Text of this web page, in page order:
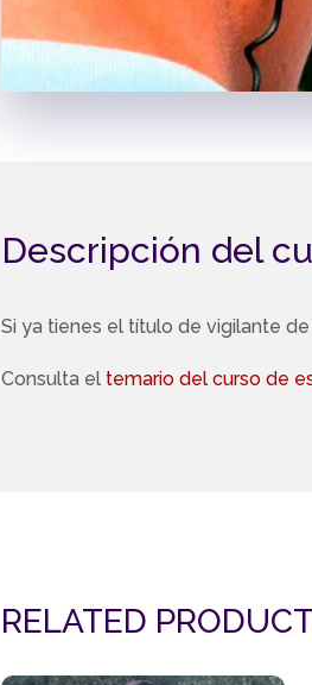
Descripción del
Si ya tienes el título de vigilante
Consulta el temario del curso de
RELATED